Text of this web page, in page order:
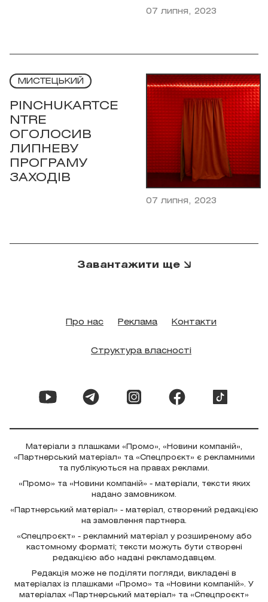
07 липня, 2023
МИСТЕЦЬКИЙ
PINCHUKARTCE
NTRE
ОГОЛОСИВ
ЛИПНЕВУ
ПРОГРАМУ
ЗАХОДІВ
07 липня, 2023
Завантажити ще
Про нас Реклама Контакти
Структура власності
Матеріали з плашками «Промо», «Новини компаній»,
«Партнерський матеріал» та «Спецпроєкт» є рекламними
та публікуються на правах реклами.
«Промо» та «Новини компаній» - матеріали, тексти яких
надано замовником.
«Партнерський матеріал» - матеріал, створений редакцією
на замовлення партнера.
«Спецпроєкт» - рекламний матеріал у розширеному або
кастомному форматі; тексти можуть бути створені
редакцією або надані рекламодавцем.
Редакція може не поділяти погляди, викладені в
матеріалах із плашками «Промо» та «Новини компаній». У
матеріалах «Партнерський матеріал» та «Спецпроєкт»